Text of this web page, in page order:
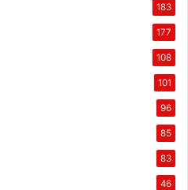
183
177
108
101
96
85
83
46